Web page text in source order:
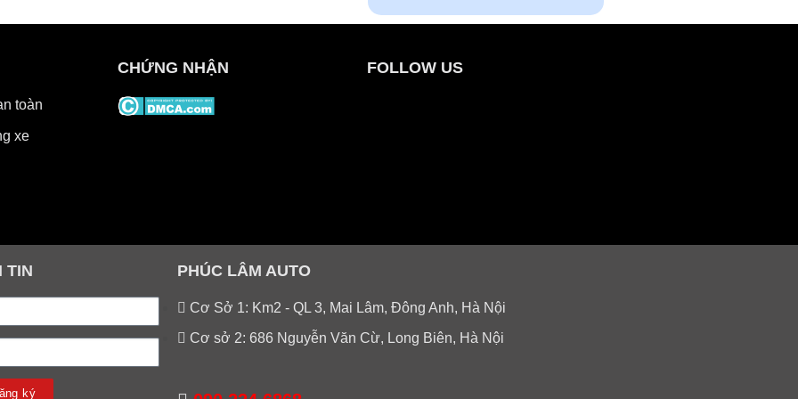
toàn
xe
CHỨNG NHẬN FOLLOW US
TIN
ký
PHÚC LÂM AUTO
Cơ Sở 1: Km2 - QL 3, Mai Lâm, Đông Anh, Hà Nội
Cơ sở 2: 686 Nguyễn Văn Cừ, Long Biên, Hà Nội